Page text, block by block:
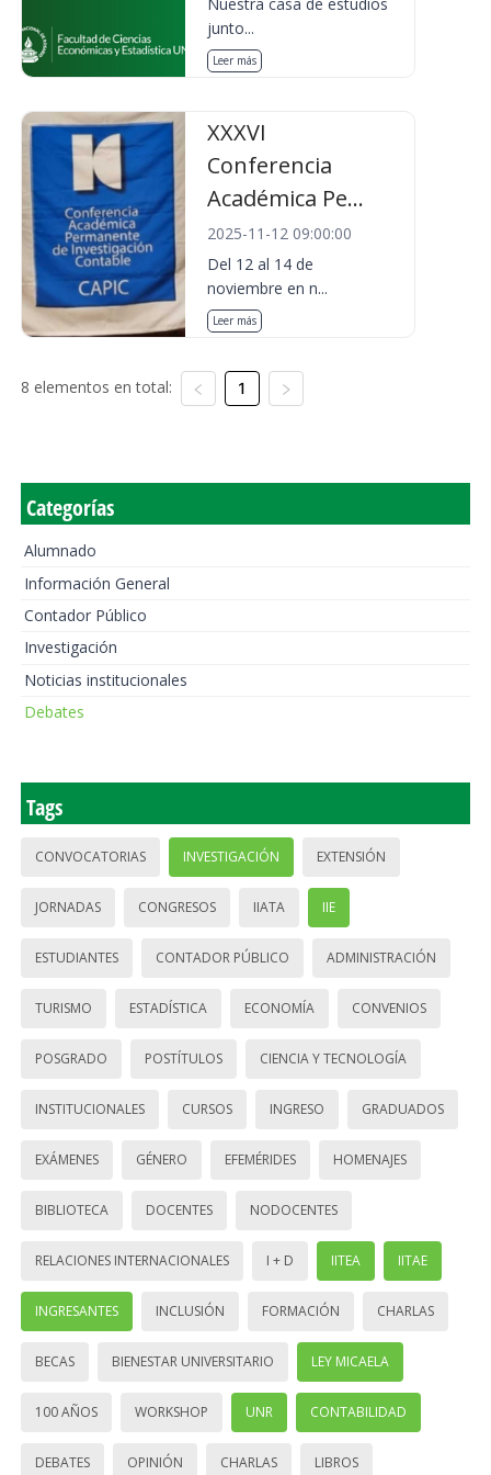
junto...
Leer más
XXXVI
Conferencia
Académica Pe...
2025-11-12 09:00:00
Del 12 al 14 de
noviembre en n...
Leer más
8 elementos en total: 1
Categorías
Alumnado
Información General
Contador Público
Investigación
Noticias institucionales
Debates
Tags
CONVOCATORIAS INVESTIGACIÓN EXTENSIÓN
JORNADAS CONGRESOS IIATA IIE
ESTUDIANTES CONTADOR PÚBLICO ADMINISTRACIÓN
TURISMO ESTADÍSTICA ECONOMÍA CONVENIOS
POSGRADO POSTÍTULOS CIENCIA Y TECNOLOGÍA
INSTITUCIONALES CURSOS INGRESO GRADUADOS
EXÁMENES GÉNERO EFEMÉRIDES HOMENAJES
BIBLIOTECA DOCENTES NODOCENTES
RELACIONES INTERNACIONALES I + D IITEA IITAE
INGRESANTES INCLUSIÓN FORMACIÓN CHARLAS
BECAS BIENESTAR UNIVERSITARIO LEY MICAELA
100 AÑOS WORKSHOP UNR CONTABILIDAD
DEBATES OPINIÓN CHARLAS LIBROS